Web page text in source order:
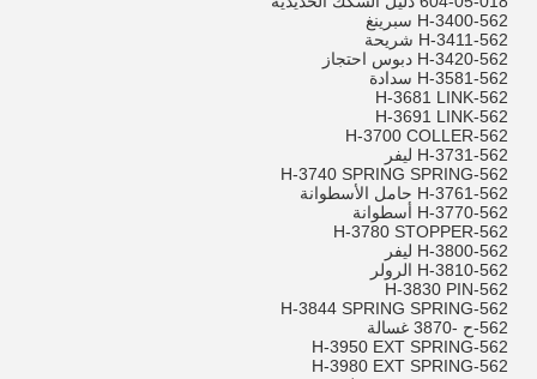
562-H-3400 سبرينغ
562-H-3411 شريحة
562-H-3420 دبوس احتجاز
562-H-3581 سدادة
562-H-3681 LINK
562-H-3691 LINK
562-H-3700 COLLER
562-H-3731 ليفر
562-H-3740 SPRING SPRING
562-H-3761 حامل الأسطوانة
562-H-3770 أسطوانة
562-H-3780 STOPPER
562-H-3800 ليفر
562-H-3810 الرولر
562-H-3830 PIN
562-H-3844 SPRING SPRING
562-ح -3870 غسالة
562-H-3950 EXT SPRING
562-H-3980 EXT SPRING